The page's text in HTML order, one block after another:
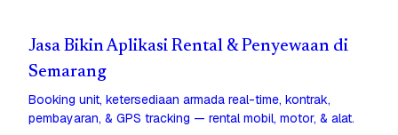
Jasa Bikin Aplikasi Rental & Penyewaan di
Semarang
Booking unit, ketersediaan armada real-time, kontrak,
pembayaran, & GPS tracking — rental mobil, motor, & alat.